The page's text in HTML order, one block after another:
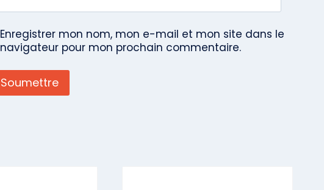
Enregistrer mon nom, mon e-mail et mon site dans le
navigateur pour mon prochain commentaire.